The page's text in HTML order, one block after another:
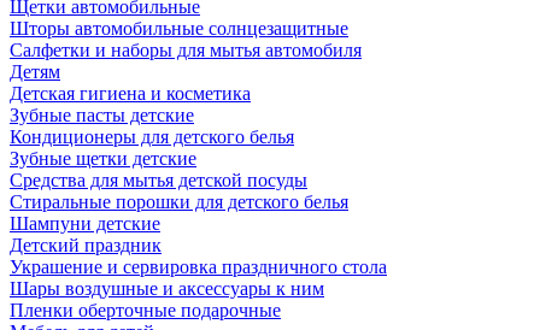
Щетки автомобильные
Шторы автомобильные солнцезащитные
Салфетки и наборы для мытья автомобиля
Детям
Детская гигиена и косметика
Зубные пасты детские
Кондиционеры для детского белья
Зубные щетки детские
Средства для мытья детской посуды
Стиральные порошки для детского белья
Шампуни детские
Детский праздник
Украшение и сервировка праздничного стола
Шары воздушные и аксессуары к ним
Пленки оберточные подарочные